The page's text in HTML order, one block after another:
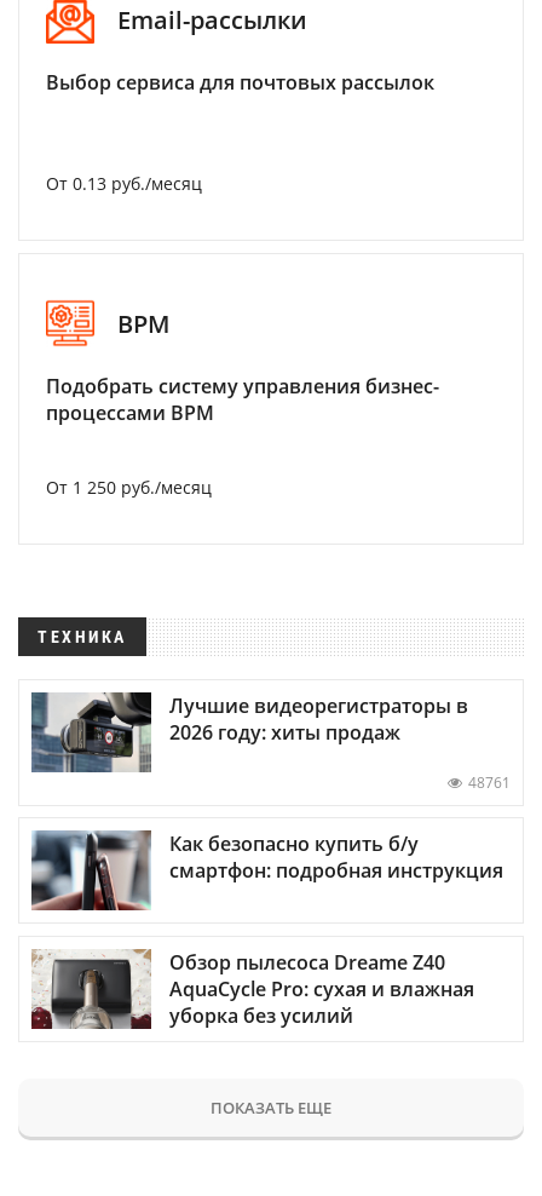
Email-рассылки
Выбор сервиса для почтовых рассылок
От 0.13 руб./месяц
BPM
Подобрать систему управления бизнес-
процессами BPM
От 1 250 руб./месяц
ТЕХНИКА
Лучшие видеорегистраторы в
2026 году: хиты продаж
48761
Как безопасно купить б/у
смартфон: подробная инструкция
Обзор пылесоса Dreame Z40
AquaCycle Pro: сухая и влажная
уборка без усилий
ПОКАЗАТЬ ЕЩЕ